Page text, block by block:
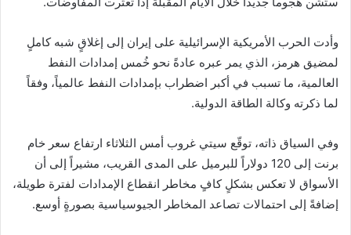
وأدت الحرب الأمريكية الإسرائيلية على إيران إلى إغلاقٍ شبه كاملٍ
لمضيق هرمز، الذي يمر عبره عادةً نحو خُمس إمدادات النفط
العالمية، ما تسبب في أكبر اضطراب بإمدادات النفط عالمياً، وفقاً
لما ذكرته وكالة الطاقة الدولية.
وفي السياق ذاته، توقّع سيتي غروب أمس الثلاثاء ارتفاع سعر خام
برنت إلى 120 دولاراً للبرميل على المدى القريب، مشيراً إلى أن
الأسواق لا تعكس بشكلٍ كافٍ مخاطر انقطاع الإمدادات لفترة طويلة،
إضافةً إلى احتمالات تصاعد المخاطر الجيوسياسية بصورةٍ أوسع.